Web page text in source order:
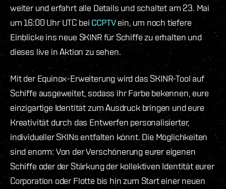
weiter und erfahrt alle Details und schaltet am 23. Mai
um 16:00 Uhr UTC bei CCPTVein, um noch tiefere
Einblicke ins neue SKINR für Schiffe zu erhalten und
dieses live in Aktion zu sehen.
Mit der Equinox-Erweiterung wird das SKINR-Tool auf
Schiffe ausgeweitet, sodass ihr Farbe bekennen, eure
einzigartige Identität zum Ausdruck bringen und eure
Kreativität durch das Entwerfen personalisierter,
individueller SKINs entfalten könnt. Die Möglichkeiten
sind enorm: Von der Verschönerung eurer eigenen
Schiffe oder der Stärkung der kollektiven Identität eurer
Corporation oder Flotte bis hin zum Start einer neuen